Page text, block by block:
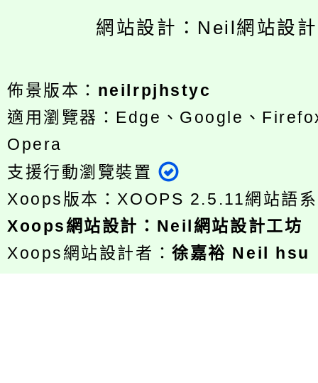
網站設計：Neil網站設
佈景版本： neilrpjhstyc
適用瀏覽器：Edge、Google、
Opera
支援行動瀏覽裝置
Xoops版本： XOOPS 2.5.11網站語
Xoops網站設計 ： Neil網站設計工坊
Xoops網站設計者：徐嘉裕 Neil hsu